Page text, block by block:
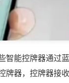
智能控牌器通过
牌器，控牌器接